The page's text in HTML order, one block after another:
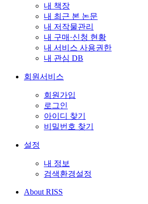
내 책장
내 최근 본 논문
내 저작물관리
내 구매·신청 현황
내 서비스 사용권한
내 관심 DB
회원서비스
회원가입
로그인
아이디 찾기
비밀번호 찾기
설정
내 정보
검색환경설정
About RISS